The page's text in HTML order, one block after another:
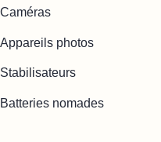
Caméras
Appareils photos
Stabilisateurs
Batteries nomades